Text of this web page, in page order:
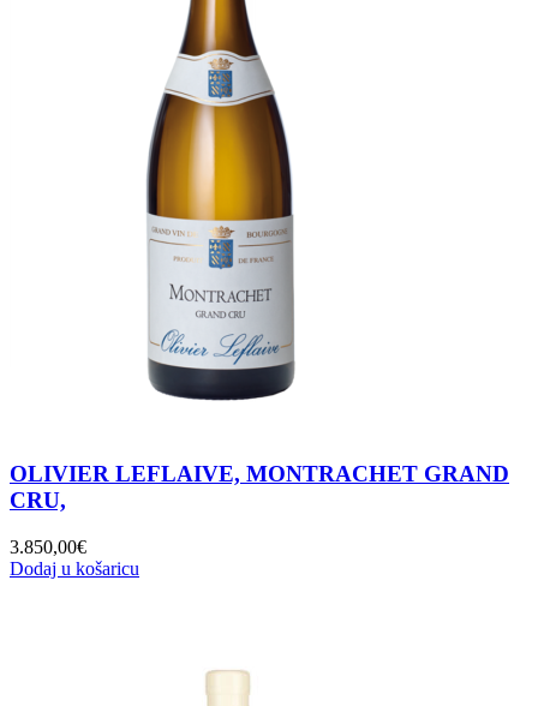
OLIVIER LEFLAIVE, MONTRACHET GRAND
CRU,
3.850,00€
Dodaj u košaricu